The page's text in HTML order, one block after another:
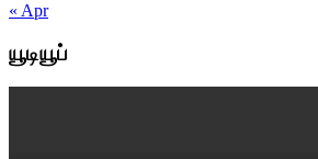
« Apr
யூடியூப்